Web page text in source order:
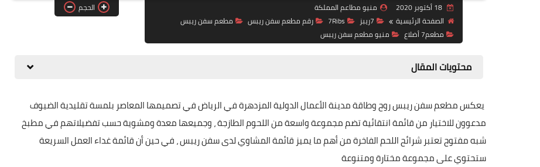
18 أكتوبر 2020
منيو مطاعم المملكة
الصفحة الرئيسية
7ريبز 7Ribs رقم مطعم سفن ريبس
مطعم سفن ريبس
مطعم7 أضلاع
منيو مطعم سفن ريبس
الحجم
محتويات المقال
يعكس مطعم سفن ريبس روح وطاقة مدينة الأعمال الدولية المزدهرة في الرياض في تصميمها المعاصر بلمسة تقليدية الضيوف
مدعوون للاختيار من قائمة انتقائية تضم مجموعة واسعة من اللحوم الطازجة ، وجميعها معدة ومشوية حسب تفضيلاتهم في مطبخ
شبه مفتوح تعتبر شرائح اللحم الفاخرة من أهم ما يميز قائمة المشاوي لدى سفن ريبس ، في حين أن قائمة غداء العمل السريعة
ستحتوي على مجموعة مختارة ومتنوعة